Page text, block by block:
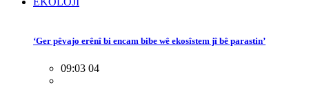
‘Ger pêvajo erênî bi encam bibe wê ekosîstem jî bê parastin’
09:03 04